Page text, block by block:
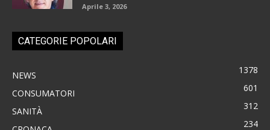
Aprile 3, 2026
CATEGORIE POPOLARI
NEWS 1378
CONSUMATORI 601
SANITÀ 312
234